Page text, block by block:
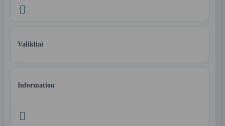

Valikliai
Information
